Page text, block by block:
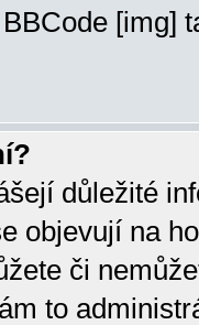
[img]
důležité
objevují na
či
to